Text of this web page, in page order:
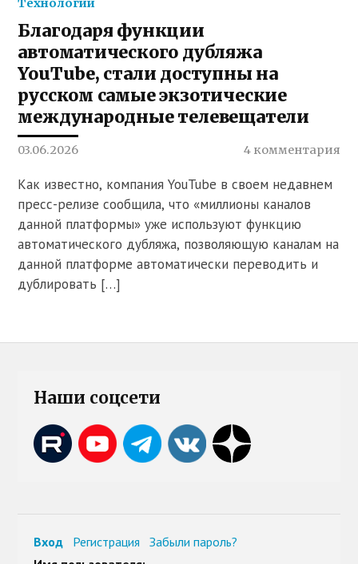
Технологии
Благодаря функции
автоматического дубляжа
YouTube, стали доступны на
русском самые экзотические
международные телевещатели
03.06.2026 4 комментария
Как известно, компания YouTube в своем недавнем
пресс-релизе сообщила, что «миллионы каналов
данной платформы» уже используют функцию
автоматического дубляжа, позволяющую каналам на
данной платформе автоматически переводить и
дублировать […]
Наши соцсети
Вход Регистрация
Забыли пароль?